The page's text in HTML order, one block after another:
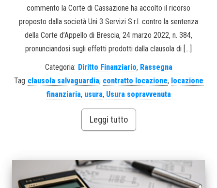
commento la Corte di Cassazione ha accolto il ricorso
proposto dalla società Uni 3 Servizi S.r.l. contro la sentenza
della Corte d’Appello di Brescia, 24 marzo 2022, n. 384,
pronunciandosi sugli effetti prodotti dalla clausola di […]
Categoria: Diritto Finanziario, Rassegna
Tag clausola salvaguardia, contratto locazione, locazione
finanziaria, usura, Usura sopravvenuta
Leggi tutto